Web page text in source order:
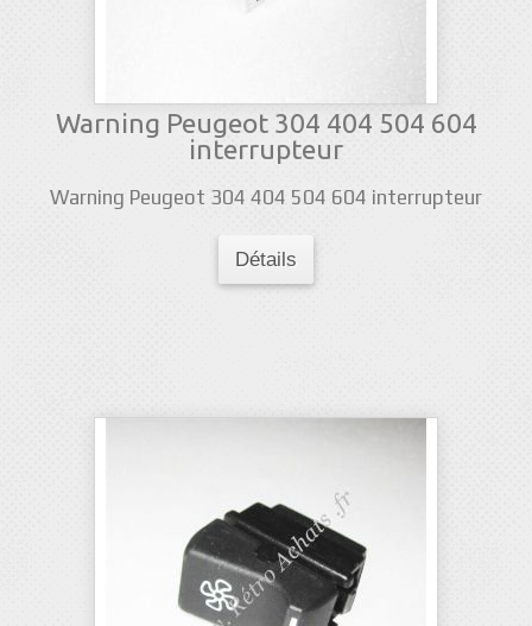
Warning Peugeot 304 404 504 604
interrupteur
Warning Peugeot 304 404 504 604 interrupteur
Détails